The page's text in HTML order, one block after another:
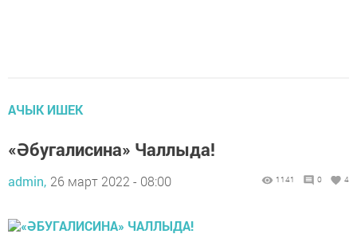
АЧЫК ИШЕК
«Әбугалисина» Чаллыда!
admin, 26 март 2022 - 08:00 1141 0 4